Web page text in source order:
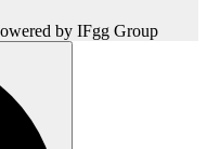
by IFgg Group